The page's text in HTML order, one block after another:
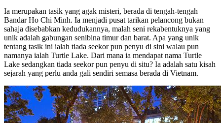
Ia merupakan tasik yang agak misteri, berada di tengah-tengah
Bandar Ho Chi Minh. Ia menjadi pusat tarikan pelancong bukan
sahaja disebabkan kedudukannya, malah seni rekabentuknya yang
unik adalah gabungan senibina timur dan barat. Apa yang unik
tentang tasik ini ialah tiada seekor pun penyu di sini walau pun
namanya ialah Turtle Lake. Dari mana ia mendapat nama Turtle
Lake sedangkan tiada seekor pun penyu di situ? Ia adalah satu kisah
sejarah yang perlu anda gali sendiri semasa berada di Vietnam.